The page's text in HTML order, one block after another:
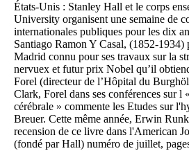
États-Unis : Stanley Hall et le corps
University organisent une semaine de
internationales publiques pour les dix
Santiago Ramon Y Casal, (1852-1934)
Madrid connu pour ses travaux sur la
nervuex et futur prix Nobel qu’il
Forel (directeur de l’Hôpital du
Clark, Forel dans ses conférences sur l
cérébrale » commente les Etudes sur
Breuer. Cette même année, Erwin
recension de ce livre dans l'American
(fondé par Hall) numéro de juillet,